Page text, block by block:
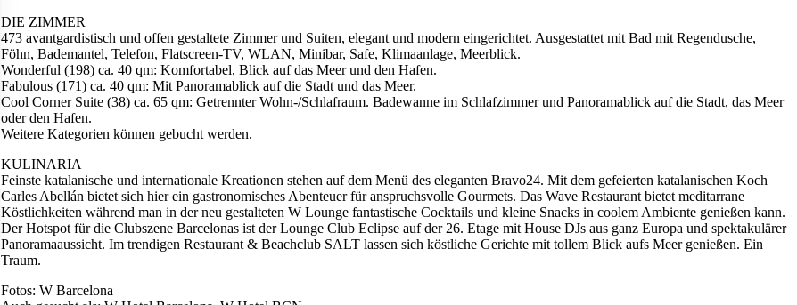
DIE ZIMMER
473 avantgardistisch und offen gestaltete Zimmer und Suiten, elegant und modern eingerichtet. Ausgestattet mit Bad mit Regendusche,
Föhn, Bademantel, Telefon, Flatscreen-TV, WLAN, Minibar, Safe, Klimaanlage, Meerblick.
Wonderful (198) ca. 40 qm: Komfortabel, Blick auf das Meer und den Hafen.
Fabulous (171) ca. 40 qm: Mit Panoramablick auf die Stadt und das Meer.
Cool Corner Suite (38) ca. 65 qm: Getrennter Wohn-/Schlafraum. Badewanne im Schlafzimmer und Panoramablick auf die Stadt, das Meer
oder den Hafen.
Weitere Kategorien können gebucht werden.
KULINARIA
Feinste katalanische und internationale Kreationen stehen auf dem Menü des eleganten Bravo24. Mit dem gefeierten katalanischen Koch
Carles Abellán bietet sich hier ein gastronomisches Abenteuer für anspruchsvolle Gourmets. Das Wave Restaurant bietet meditarrane
Köstlichkeiten während man in der neu gestalteten W Lounge fantastische Cocktails und kleine Snacks in coolem Ambiente genießen kann.
Der Hotspot für die Clubszene Barcelonas ist der Lounge Club Eclipse auf der 26. Etage mit House DJs aus ganz Europa und spektakulärer
Panoramaaussicht. Im trendigen Restaurant & Beachclub SALT lassen sich köstliche Gerichte mit tollem Blick aufs Meer genießen. Ein
Traum.
Fotos: W Barcelona